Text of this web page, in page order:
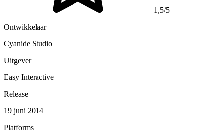
1,5/5
Ontwikkelaar
Cyanide Studio
Uitgever
Easy Interactive
Release
19 juni 2014
Platforms